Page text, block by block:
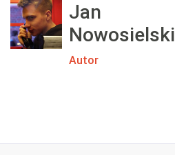
Jan
Nowosielski
Autor